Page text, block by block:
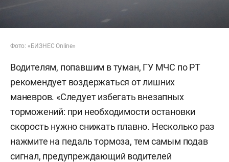
Фото: «БИЗНЕС Online»
Водителям, попавшим в туман, ГУ МЧС по РТ
рекомендует воздержаться от лишних
маневров. «Следует избегать внезапных
торможений: при необходимости остановки
скорость нужно снижать плавно. Несколько раз
нажмите на педаль тормоза, тем самым подав
сигнал, предупреждающий водителей